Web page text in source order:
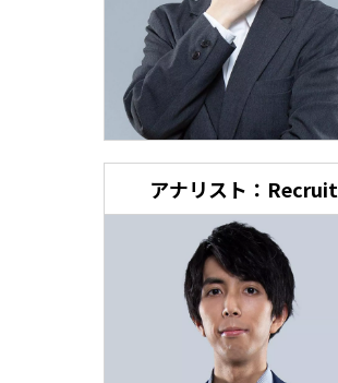
アナリスト：Recruit